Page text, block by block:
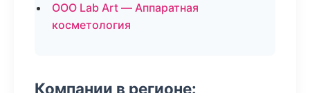
ООО Lab Art — Аппаратная
косметология
Компании в регионе: